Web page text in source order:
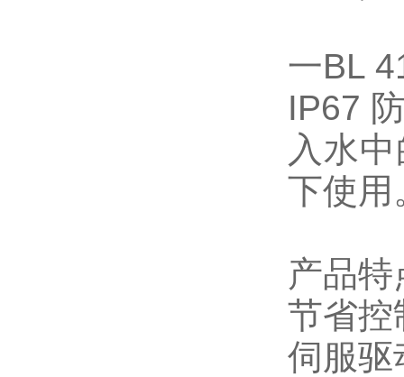
一BL
IP67
入水
下使用
产品特
节省控
伺服驱